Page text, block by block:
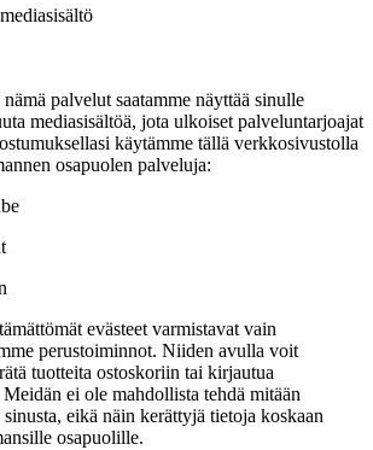
palvelut saatamme näyttää sinulle
mediasisältöä, jota ulkoiset palveluntarjoajat
käytämme tällä verkkosivustolla
osapuolen palveluja:
evästeet varmistavat vain
perustoiminnot. Niiden avulla voit
tuotteita ostoskoriin tai kirjautua
ei ole mahdollista tehdä mitään
eikä näin kerättyjä tietoja koskaan
osapuolille.